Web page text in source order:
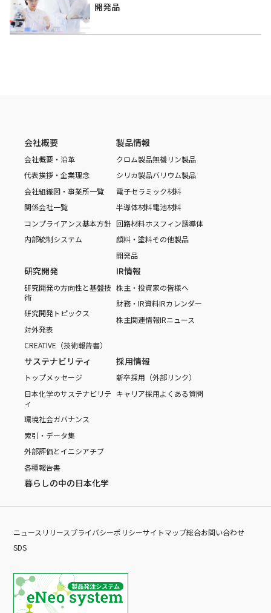
開発品
会社概要
会社概要・沿革
代表挨拶・企業理念
会社組織図・事業所一覧
関係会社一覧
コンプライアンス基本方針
内部統制システム
製品情報
クロム製品無機リン製品
シリカ製品バリウム製品
電子セラミック材料
半導体材料電池材料
回路材料ホスフィン誘導体
顔料・塗料その他製品
開発品
研究開発
研究開発の方向性と基盤技
術
研究開発トピックス
対外発表
CREATIVE（技術報告書）
IR情報
株主・投資家の皆様へ
財務・IR資料IRカレンダー
株主関連情報IRニュース
サステナビリティ
トップメッセージ
日本化学のサステナビリテ
ィ
環境社会ガバナンス
索引・データ集
外部評価とイニシアチブ
各種報告書
採用情報
新卒採用（外部リンク）
キャリア採用よくある質問
暮らしの中の日本化学
ニュースリリースプライバシーポリシーサイトマップ総合お問い合わせ
SDS